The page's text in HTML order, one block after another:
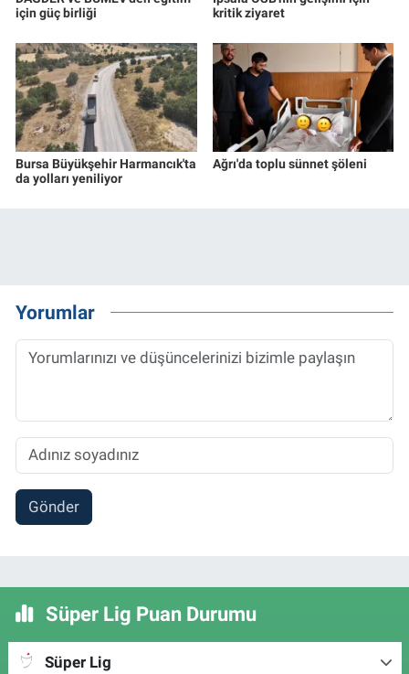
için güç birliği
kritik ziyaret
Bursa Büyükşehir Harmancık'ta
da yolları yeniliyor
Ağrı'da toplu sünnet şöleni
Yorumlar
Gönder
Süper Lig Puan Durumu
Süper Lig